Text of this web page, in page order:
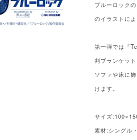
ブルーロック
のイラストに
第一弾では『
判ブランケット
ソファや床に
けます。
サイズ
素材:シングル